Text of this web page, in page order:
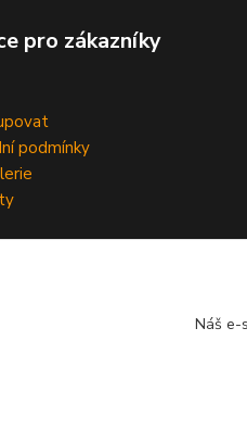
pro zákazníky
podmínky
Náš e-